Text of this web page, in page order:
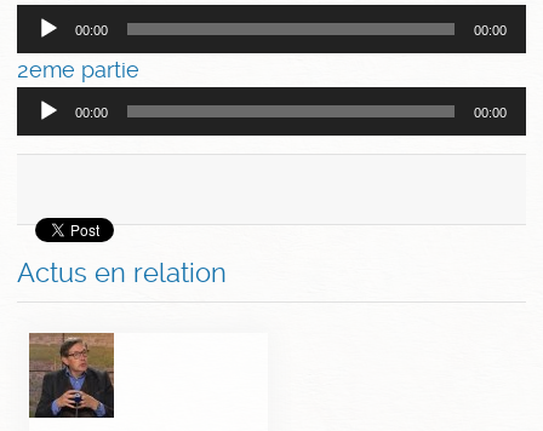
Lecteur
audio
00:00 00:00
2eme partie
Lecteur
audio
00:00 00:00
Actus en relation